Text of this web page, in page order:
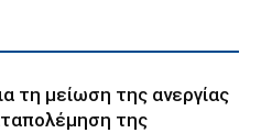
τη μείωση της ανεργίας
της